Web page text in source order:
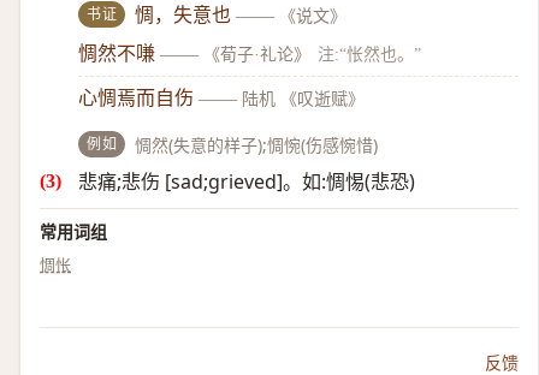
书证 惆，失意也 —— 《说文》
惆然不嗛 —— 《荀子·礼论》 注:“怅然也。”
心惆焉而自伤 —— 陆机 《叹逝赋》
例如 惆然(失意的样子);惆惋(伤感惋惜)
悲痛;悲伤 [sad;grieved]。如:惆惕(悲恐)
常用词组
惆怅
反馈